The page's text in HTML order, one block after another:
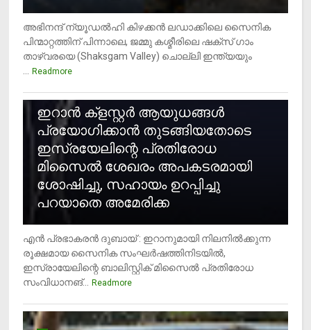
അഭിനന്ദ് ന്യൂഡൽഹി കിഴക്കൻ ലഡാക്കിലെ സൈനിക
പിന്മാറ്റത്തിന് പിന്നാലെ, ജമ്മു കശ്മീരിലെ ഷക്സ് ​ഗാം
താഴ്‌വരയെ (Shaksgam Valley) ചൊല്ലി ഇന്ത്യയും
Readmore
ഇറാന്‍ ക്‌ളസ്റ്റര്‍ ആയുധങ്ങള്‍
പ്രയോഗിക്കാന്‍ തുടങ്ങിയതോടെ
ഇസ്രയേലിന്റെ പ്രതിരോധ
മിസൈല്‍ ശേഖരം അപകടരമായി
ശോഷിച്ചു, സഹായം ഉറപ്പിച്ചു
പറയാതെ അമേരിക്ക
എന്‍ പ്രഭാകരന്‍ ദുബായ് : ഇറാനുമായി നിലനില്‍ക്കുന്ന
രൂക്ഷമായ സൈനിക സംഘര്‍ഷത്തിനിടയില്‍,
ഇസ്രായേലിന്റെ ബാലിസ്റ്റിക് മിസൈല്‍ പ്രതിരോധ
സംവിധാനങ്...
Readmore